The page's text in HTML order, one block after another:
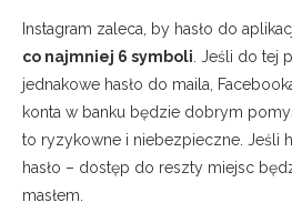
Instagram zaleca, by hasło do
co najmniej 6 symboli . Jeśli do tej
jednakowe hasło do maila,
konta w banku będzie dobrym
to ryzykowne i niebezpieczne. Jeśli
hasło – dostęp do reszty miejsc
masłem.